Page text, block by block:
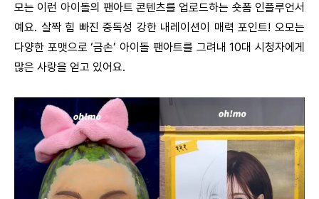
모는 이런 아이돌의 팬아트 콘텐츠를 업로드하는 숏폼 인플루언서
예요. 살짝 힘 빠진 중독성 강한 내레이션이 매력 포인트! 오모는
다양한 포맷으로 ‘금손’ 아이돌 팬아트를 그려내 10대 시청자에게
많은 사랑을 얻고 있어요.